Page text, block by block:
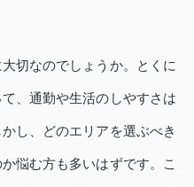
切なのでしょうか。とくに
、通勤や生活のしやすさは
し、どのエリアを選ぶべき
悩む方も多いはずです。こ